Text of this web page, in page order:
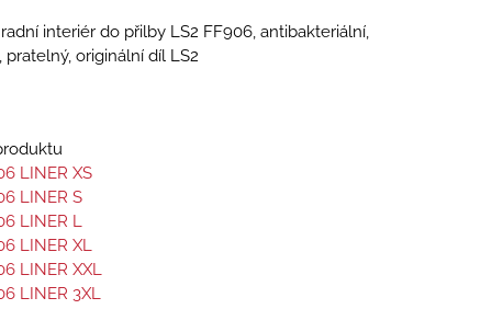
interiér do přilby LS2 FF906, antibakteriální,
originální díl LS2
LINER XS
LINER S
LINER L
LINER XL
LINER XXL
LINER 3XL